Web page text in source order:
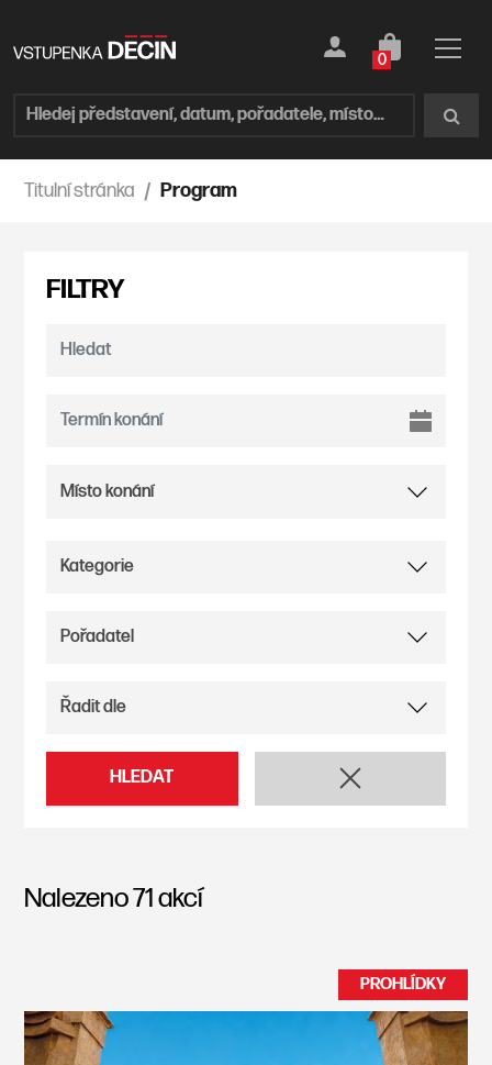
0
Titulní stránka Program
FILTRY
HLEDAT
Nalezeno71akcí
PROHLÍDKY